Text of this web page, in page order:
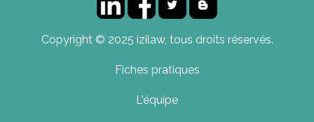
Copyright © 2025 izilaw, tous droits réservés.
Fiches pratiques
L'équipe